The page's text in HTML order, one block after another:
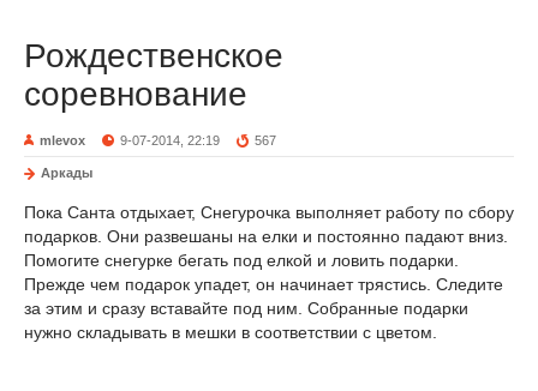
Рождественское
соревнование
mlevox 9-07-2014, 22:19 567
Аркады
Пока Санта отдыхает, Снегурочка выполняет работу по сбору
подарков. Они развешаны на елки и постоянно падают вниз.
Помогите снегурке бегать под елкой и ловить подарки.
Прежде чем подарок упадет, он начинает трястись. Следите
за этим и сразу вставайте под ним. Собранные подарки
нужно складывать в мешки в соответствии с цветом.